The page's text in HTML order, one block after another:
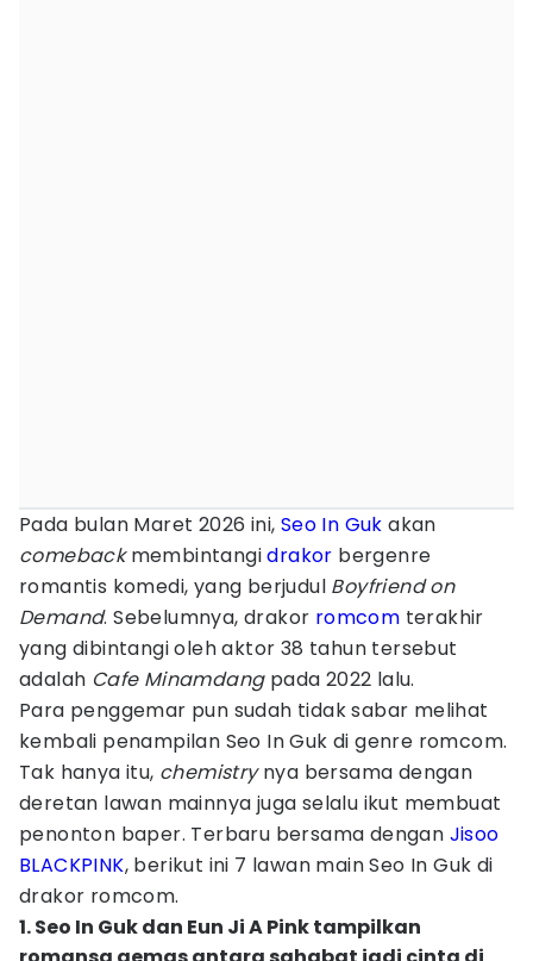
Pada bulan Maret 2026 ini, Seo In Guk akan
comebackmembintangidrakor bergenre
romantis komedi, yang berjudul Boyfriend on
Demand. Sebelumnya, drakor romcom terakhir
yang dibintangi oleh aktor 38 tahun tersebut
adalah Cafe Minamdangpada 2022 lalu.
Para penggemar pun sudah tidak sabar melihat
kembali penampilan Seo In Guk di genre romcom.
Tak hanya itu, chemistrynya bersama dengan
deretan lawan mainnya juga selalu ikut membuat
penonton baper. Terbaru bersama dengan Jisoo
BLACKPINK, berikut ini 7 lawan main Seo In Guk di
drakor romcom.
1. Seo In Guk dan Eun Ji A Pink tampilkan